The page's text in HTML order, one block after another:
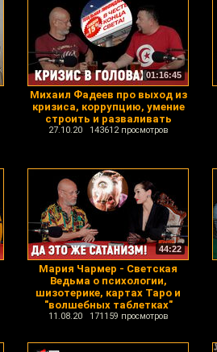
01:16:45
Михаил Фадеев про выход из
кризиса, коррупцию, умение
строить и разваливать
27.10.20 143612 просмотров
44:22
Мария Чармер - Светская
Ведьма о психологии,
шизотерике, картах Таро и
"волшебных таблетках"
11.08.20 171159 просмотров